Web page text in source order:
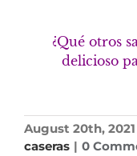
¿Qué otros
delicioso
August 20th, 2021
caseras | 0